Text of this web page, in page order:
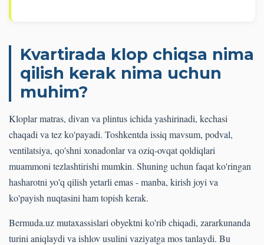
Kvartirada klop chiqsa nima
qilish kerak nima uchun
muhim?
Kloplar matras, divan va plintus ichida yashirinadi, kechasi
chaqadi va tez ko'payadi. Toshkentda issiq mavsum, podval,
ventilatsiya, qo'shni xonadonlar va oziq-ovqat qoldiqlari
muammoni tezlashtirishi mumkin. Shuning uchun faqat ko'ringan
hasharotni yo'q qilish yetarli emas - manba, kirish joyi va
ko'payish nuqtasini ham topish kerak.
Bermuda.uz mutaxassislari obyektni ko'rib chiqadi, zararkunanda
turini aniqlaydi va ishlov usulini vaziyatga mos tanlaydi. Bu